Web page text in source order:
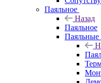
Паяльное
Назад
Паяльное
Паяльные